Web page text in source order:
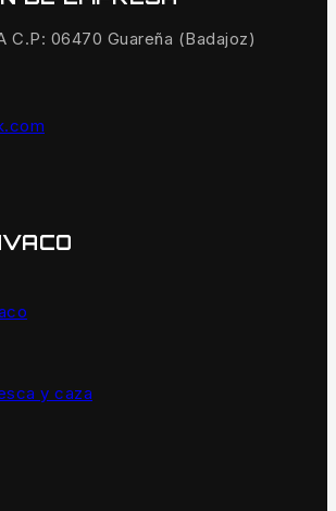
C.P: 06470 Guareña (Badajoz)
y caza